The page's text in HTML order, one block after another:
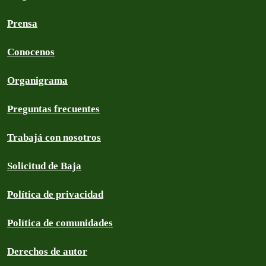
Prensa
Conocenos
Organigrama
Preguntas frecuentes
Trabajá con nosotros
Solicitud de Baja
Política de privacidad
Política de comunidades
Derechos de autor